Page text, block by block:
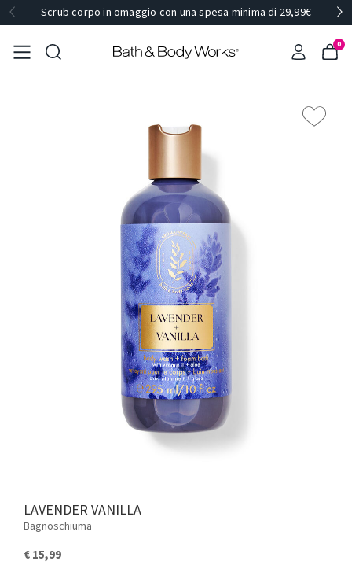
Scrub corpo in omaggio con una spesa minima di 29,99€
0
LAVENDER VANILLA
Bagnoschiuma
€ 15,99